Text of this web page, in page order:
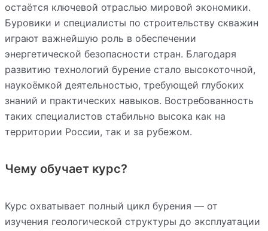
остаётся ключевой отраслью мировой экономики.
Буровики и специалисты по строительству скважин
играют важнейшую роль в обеспечении
энергетической безопасности стран. Благодаря
развитию технологий бурение стало высокоточной,
наукоёмкой деятельностью, требующей глубоких
знаний и практических навыков. Востребованность
таких специалистов стабильно высока как на
территории России, так и за рубежом.
Чему обучает курс?
Курс охватывает полный цикл бурения — от
изучения геологической структуры до эксплуатации